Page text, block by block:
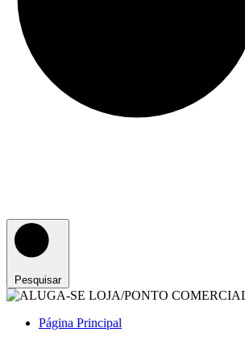
Pesquisar
Página Principal